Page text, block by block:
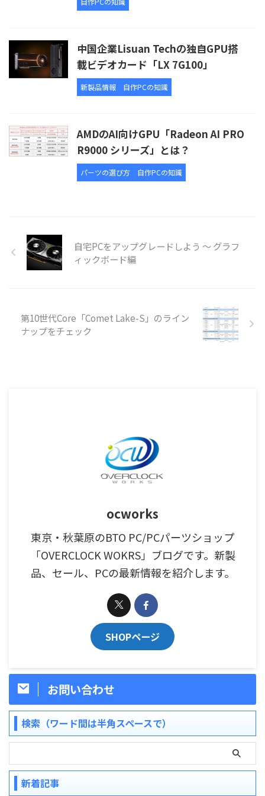
中国企業Lisuan Techの独自GPU搭
載ビデオカード「LX 7G100」
新製品情報 自作PCの知識
AMDのAI向けGPU「Radeon AI PRO
R9000 シリーズ」とは？
パーツの選び方 自作PCの知識
自宅PCをアップグレードしよう ～ グラフ
ィックボード編
第10世代Core「Comet Lake-S」のライン
ナップをチェック
ocworks
東京・秋葉原のBTO PC/PCパーツショップ
「OVERCLOCK WOKRS」ブログです。新製
品、セール、PCの最新情報を紹介します。
SHOPページ
お問い合わせ
検索（ワード間は半角スペースで）
新着記事